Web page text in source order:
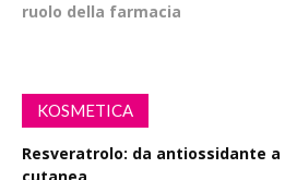
ruolo della farmacia
KOSMETICA
Resveratrolo: da antiossidante